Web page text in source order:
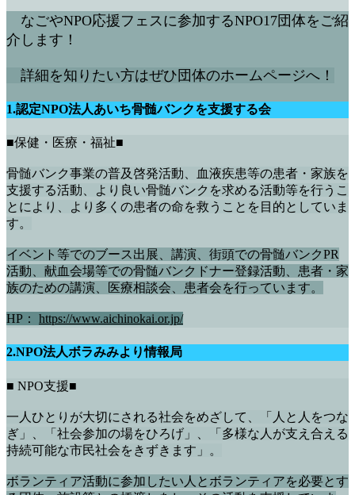
なごやNPO応援フェスに参加するNPO17団体をご紹
介します！
詳細を知りたい方はぜひ団体のホームページへ！
1.認定NPO法人あいち骨髄バンクを支援する会
■保健・医療・福祉■
骨髄バンク事業の普及啓発活動、血液疾患等の患者・家族を
支援する活動、より良い骨髄バンクを求める活動等を行うこ
とにより、より多くの患者の命を救うことを目的としていま
す。
イベント等でのブース出展、講演、街頭での骨髄バンクPR
活動、献血会場等での骨髄バンクドナー登録活動、患者・家
族のための講演、医療相談会、患者会を行っています。
HP： https://www.aichinokai.or.jp/
2.NPO法人ボラみみより情報局
■ NPO支援■
一人ひとりが大切にされる社会をめざして、「人と人をつな
ぎ」、「社会参加の場をひろげ」、「多様な人が支え合える
持続可能な市民社会をきずきます」。
ボランティア活動に参加したい人とボランティアを必要とす